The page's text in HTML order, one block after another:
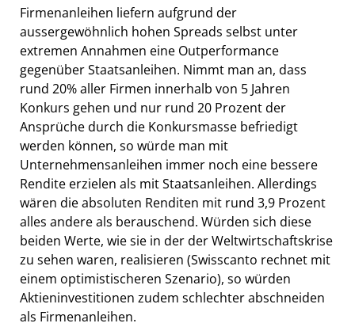
Firmenanleihen liefern aufgrund der
aussergewöhnlich hohen Spreads selbst unter
extremen Annahmen eine Outperformance
gegenüber Staatsanleihen. Nimmt man an, dass
rund 20% aller Firmen innerhalb von 5 Jahren
Konkurs gehen und nur rund 20 Prozent der
Ansprüche durch die Konkursmasse befriedigt
werden können, so würde man mit
Unternehmensanleihen immer noch eine bessere
Rendite erzielen als mit Staatsanleihen. Allerdings
wären die absoluten Renditen mit rund 3,9 Prozent
alles andere als berauschend. Würden sich diese
beiden Werte, wie sie in der der Weltwirtschaftskrise
zu sehen waren, realisieren (Swisscanto rechnet mit
einem optimistischeren Szenario), so würden
Aktieninvestitionen zudem schlechter abschneiden
als Firmenanleihen.